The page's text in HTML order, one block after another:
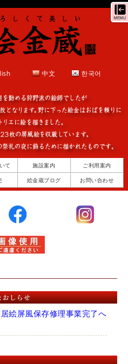
中文 한국어
MEMU
て 施設案内
ご利用案内
絵金蔵ブログ お問い合わせ
絵屏風保存修理事業完了へ